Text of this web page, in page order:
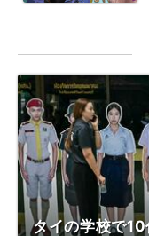
タイの学校で